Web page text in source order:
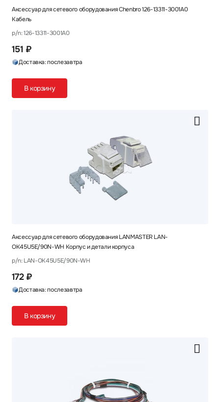
Аксессуар для сетевого оборудования Chenbro 126-13311-3001A0
Кабель
p/n: 126-13311-3001A0
151 ₽
Доставка: послезавтра
В корзину
Аксессуар для сетевого оборудования LANMASTER LAN-
OK45U5E/90N-WH Корпус и детали корпуса
p/n: LAN-OK45U5E/90N-WH
172 ₽
Доставка: послезавтра
В корзину